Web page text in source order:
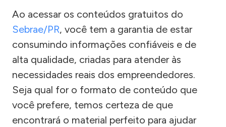
Ao acessar os conteúdos gratuitos do
Sebrae/PR, você tem a garantia de estar
consumindo informações confiáveis e de
alta qualidade, criadas para atender às
necessidades reais dos empreendedores.
Seja qual for o formato de conteúdo que
você prefere, temos certeza de que
encontrará o material perfeito para ajudar